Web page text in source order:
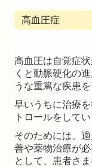
高血圧症
高血圧は自覚症
くと動脈硬化の
うな重篤な疾患
早いうちに治療
トロールをして
そのためには、
善や薬物治療が
として、患者さ